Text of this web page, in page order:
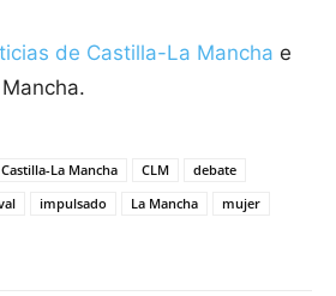
de Castilla-La Mancha e
Castilla-La Mancha CLM
debate
impulsado La Mancha
mujer